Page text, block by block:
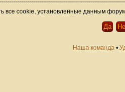
все cookie, установленные данным
Наша команда •